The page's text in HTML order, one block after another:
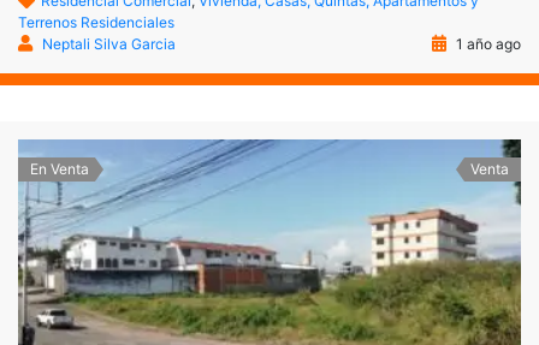
Terrenos Residenciales
Neptali Silva Garcia
1 año ago
En Venta Venta